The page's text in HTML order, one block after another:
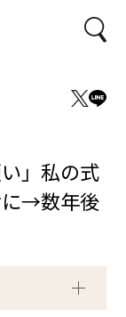
」私の式
に→数年後